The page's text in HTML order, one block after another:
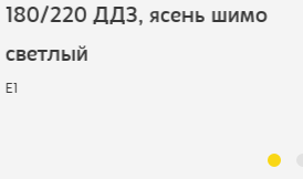
180/220 ДДЗ, ясень шимо
светлый
E1